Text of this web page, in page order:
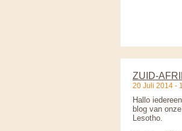
ZUID-
20 Juli 2014 -
Hallo
blog van
Lesotho.